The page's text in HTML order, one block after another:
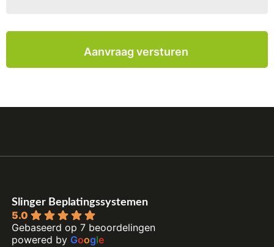
Slinger Beplatingssystemen
5.0
Gebaseerd op 7 beoordelingen
powered by Google